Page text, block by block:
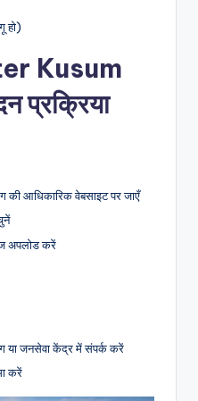
हो)
Kusum
प्रक्रिया
की आधिकारिक वेबसाइट पर जाएँ
अपलोड करें
या जनसेवा केंद्र में संपर्क करें
करें